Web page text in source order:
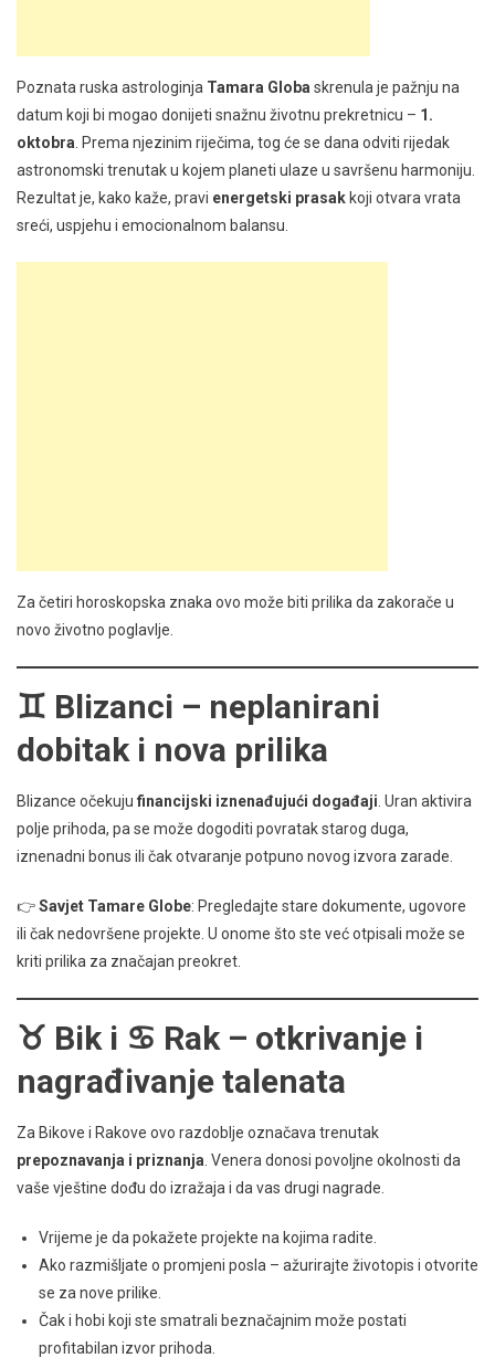
Donosi
Prekretnicu
Za
Ova
Poznata ruska astrologinja Tamara Globa skrenula je pažnju na
datum koji bi mogao donijeti snažnu životnu prekretnicu – 1.
oktobra . Prema njezinim riječima, tog će se dana odviti rijedak
astronomski trenutak u kojem planeti ulaze u savršenu harmoniju.
Rezultat je, kako kaže, pravi energetski prasak koji otvara vrata
sreći, uspjehu i emocionalnom balansu.
Za četiri horoskopska znaka ovo može biti prilika da zakorače u
novo životno poglavlje.
♊ Blizanci – neplanirani
dobitak i nova prilika
Blizance očekuju financijski iznenađujući događaji . Uran aktivira
polje prihoda, pa se može dogoditi povratak starog duga,
iznenadni bonus ili čak otvaranje potpuno novog izvora zarade.
👉Savjet Tamare Globe: Pregledajte stare dokumente, ugovore
ili čak nedovršene projekte. U onome što ste već otpisali može se
kriti prilika za značajan preokret.
♉ Bik i ♋ Rak – otkrivanje i
nagrađivanje talenata
Za Bikove i Rakove ovo razdoblje označava trenutak
prepoznavanja i priznanja . Venera donosi povoljne okolnosti da
vaše vještine dođu do izražaja i da vas drugi nagrade.
Vrijeme je da pokažete projekte na kojima radite.
Ako razmišljate o promjeni posla – ažurirajte životopis i otvorite
se za nove prilike.
Čak i hobi koji ste smatrali beznačajnim može postati
profitabilan izvor prihoda.